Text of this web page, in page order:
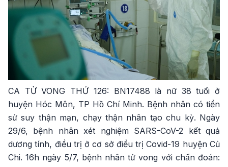
CA TỬ VONG THỨ 126: BN17488 là nữ 38 tuổi ở
huyện Hóc Môn, TP Hồ Chí Minh. Bệnh nhân có tiền
sử suy thận mạn, chạy thận nhân tạo chu kỳ. Ngày
29/6, bệnh nhân xét nghiệm SARS-CoV-2 kết quả
dương tính, điều trị ở cơ sở điều trị Covid-19 huyện Củ
Chi. 16h ngày 5/7, bệnh nhân tử vong với chẩn đoán: